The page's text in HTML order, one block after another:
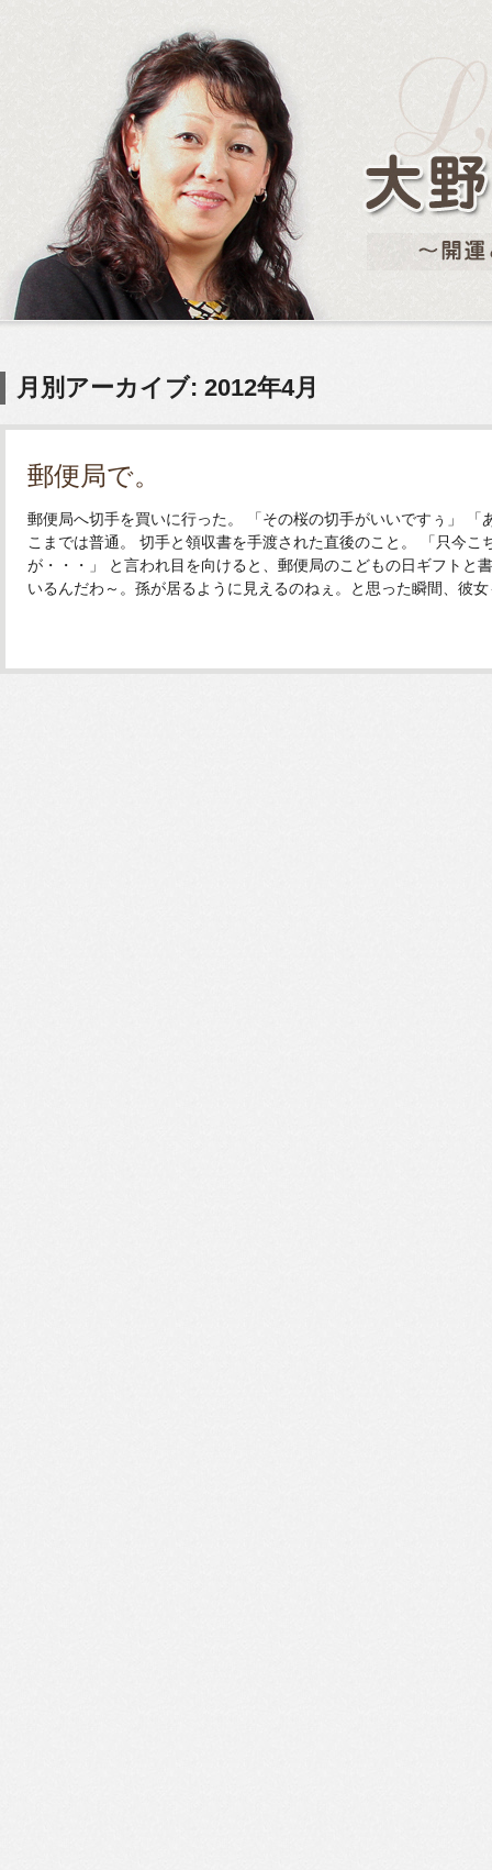
月別アーカイブ: 2012年4月
郵便局で。
郵便局へ切手を買いに行った。 「その桜の切手がいいですぅ」 「
こまでは普通。 切手と領収書を手渡された直後のこと。 「只今
が・・・」 と言われ目を向けると、郵便局のこどもの日ギフトと
いるんだわ～。孫が居るように見えるのねぇ。と思った瞬間、彼